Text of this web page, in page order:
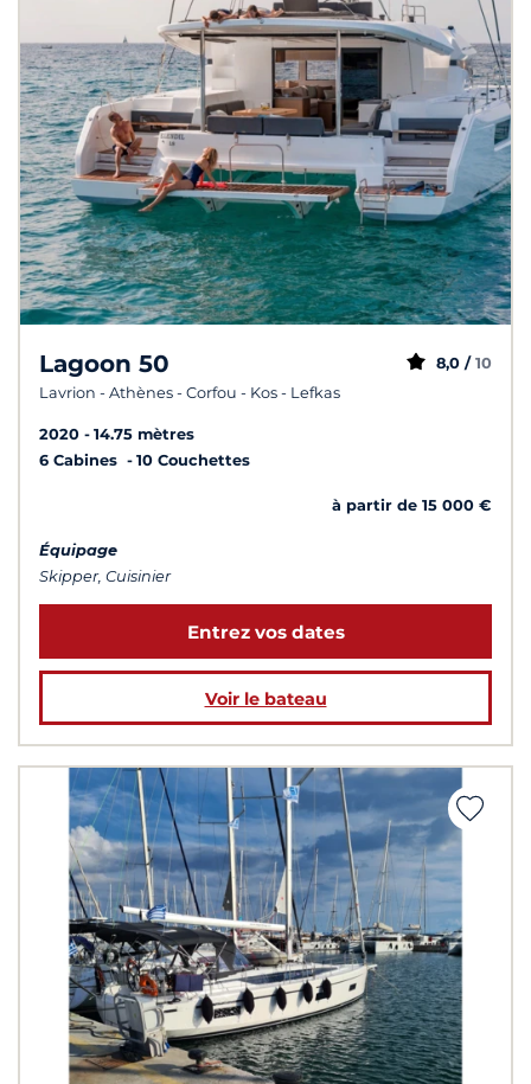
Lagoon 50
Lavrion - Athènes - Corfou - Kos - Lefkas
8,0 / 10
2020
14.75 mètres
6 Cabines
10 Couchettes
à partir de 15 000 €
Équipage
Skipper, Cuisinier
Entrez vos dates
Voir le bateau